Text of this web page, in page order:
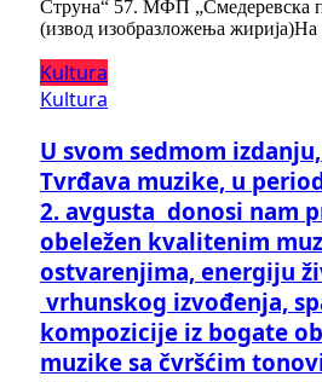
Струна“ 57. МФП „Смедеревска
(извод изобразложења
Kultura
Kultura
U svom sedmom
Tvrđava muzike, u
2. avgusta donosi nam
obeležen kvalitenim
ostvarenjima, energiju
vrhunskog izvođenja,
kompozicije iz bogate
muzike sa čvršćim